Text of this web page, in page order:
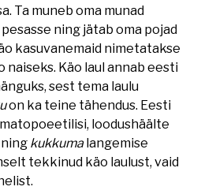
Ta muneb oma munad
ning jätab oma pojad
kasuvanemaid nimetatakse
naiseks. Käo laul annab eesti
sest tema laulu
on ka teine tähendus. Eesti
loodushäälte
kukkumalangemise
tekkinud käo laulust, vaid